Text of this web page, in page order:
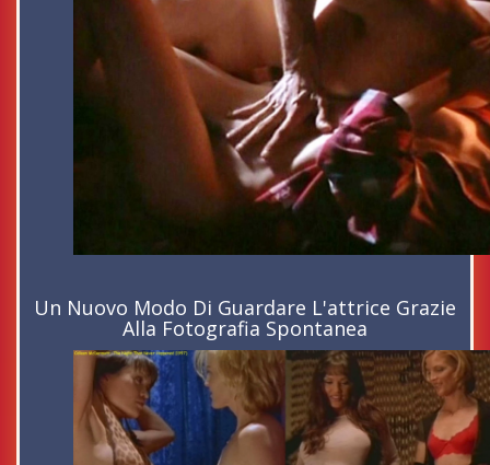
Un Nuovo Modo Di Guardare L'attrice Grazie
Alla Fotografia Spontanea